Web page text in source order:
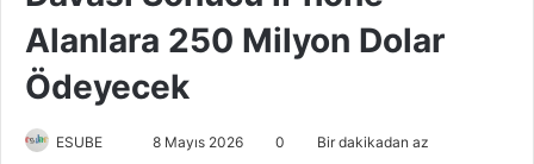
Alanlara 250 Milyon Dolar
Ödeyecek
ESUBE 8 Mayıs 2026 0 Bir dakikadan az